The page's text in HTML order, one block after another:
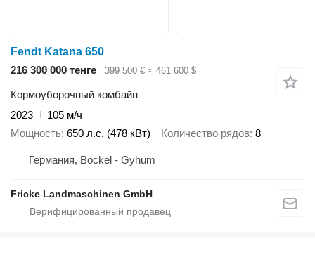
Fendt Katana 650
216 300 000 тенге
399 500 € ≈ 461 600 $
Кормоуборочный комбайн
2023
105 м/ч
Мощность 650 л.с. (478 кВт) Количество рядов 8
Германия, Bockel - Gyhum
Fricke Landmaschinen GmbH